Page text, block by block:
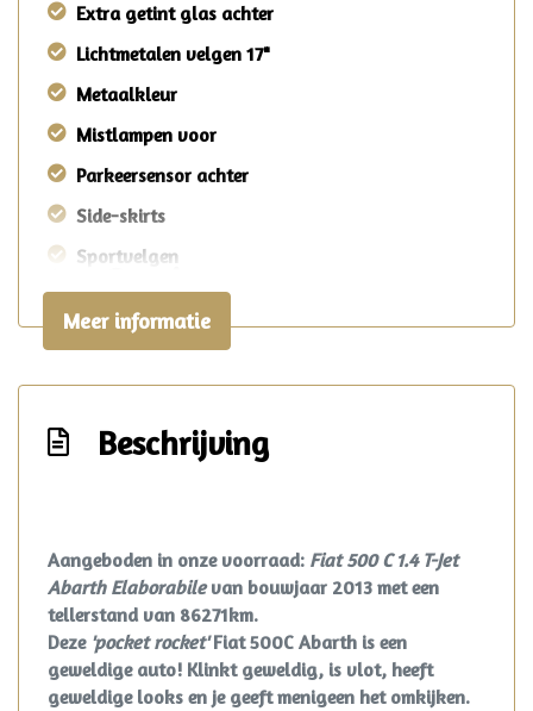
Extra getint glas achter
Lichtmetalen velgen 17"
Metaalkleur
Mistlampen voor
Parkeersensor achter
Side-skirts
Sportvelgen
Anti blokkeer systeem
Bluetooth
Elektronische remkrachtverdeling
Hoofd airbag(s) achter
Hoofd airbag(s) voor
Knie airbag(s)
Meer informatie
Beschrijving
Aangeboden in onze voorraad: Fiat 500 C 1.4 T-Jet
Abarth Elaborabilevan bouwjaar 2013 met een
tellerstand van 86271km.
Deze 'pocket rocket'Fiat 500C Abarth is een
geweldige auto! Klinkt geweldig, is vlot, heeft
geweldige looks en je geeft menigeen het omkijken.